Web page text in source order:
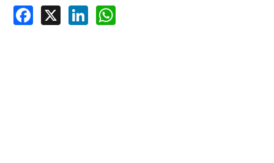
Facebook
X LinkedIn